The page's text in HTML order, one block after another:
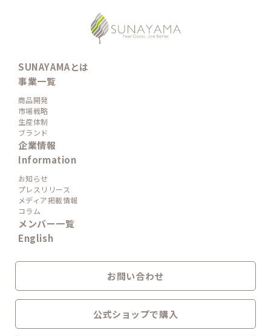
SUNAYAMAとは
事業一覧
商品開発
市場戦略
生産体制
ブランド
企業情報
Information
お知らせ
プレスリリース
メディア掲載情報
コラム
メンバー一覧
English
お問い合わせ
公式ショップで購入